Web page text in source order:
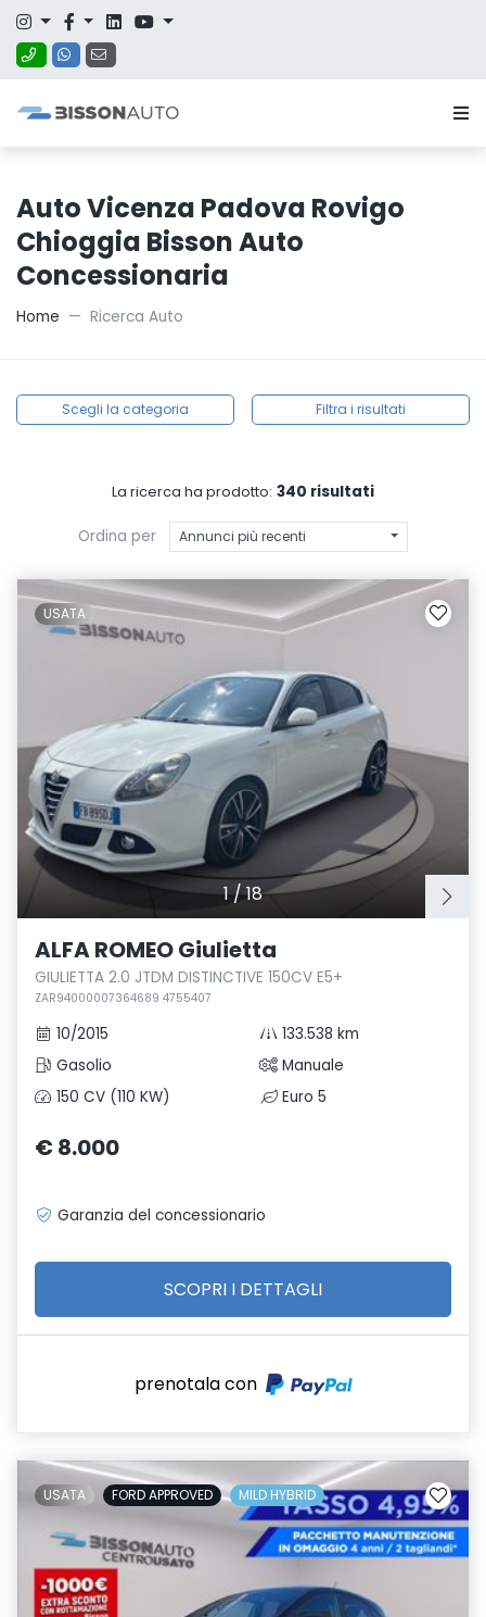
Auto Vicenza Padova Rovigo
Chioggia Bisson Auto
Concessionaria
Home Ricerca Auto
Scegli la categoria Filtra i risultati
La ricerca ha prodotto: 340 risultati
Ordina per Annunci più recenti
1/18
USATA
ALFA ROMEO Giulietta
GIULIETTA 2.0 JTDM DISTINCTIVE 150CV E5+
ZAR94000007364689 4755407
10/2015
133.538 km
Gasolio
Manuale
150 CV (110 KW)
Euro 5
€ 8.000
Garanzia del concessionario
SCOPRI I DETTAGLI
prenotala con
USATA FORD APPROVED MILD HYBRID